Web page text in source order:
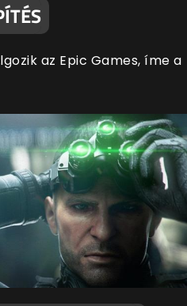
az Epic Games, íme a